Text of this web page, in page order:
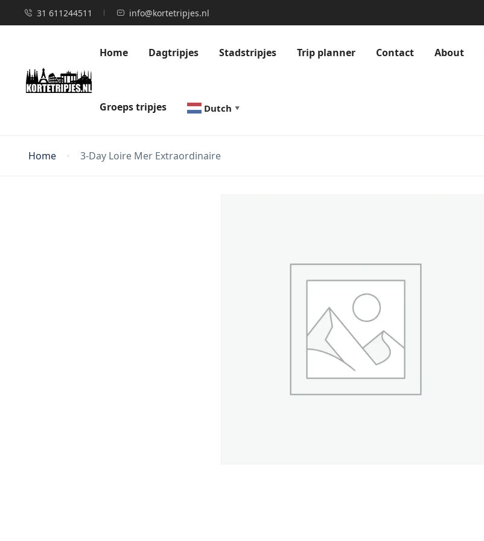
31 611244511 info@kortetripjes.nl
Home Dagtripjes Stadstripjes Trip planner Contact About
Groeps tripjes Dutch ▼
Home 3-Day Loire Mer Extraordinaire